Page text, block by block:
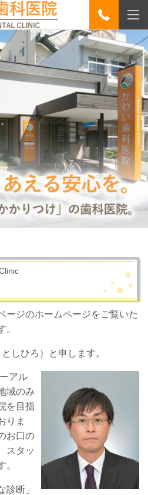
ージのホームページをご覧いた
。
しひろ）と申します。
アル
域のみ
を目指
りま
お口の
スタッ
。
診断」